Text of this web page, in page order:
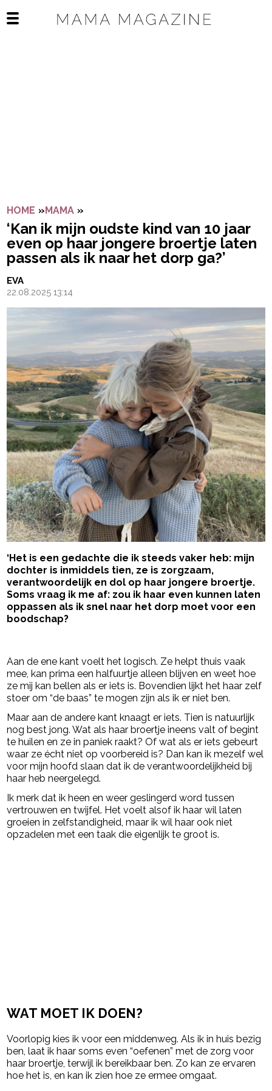
Open het mobiele menu
HOME »MAMA »
‘Kan ik mijn oudste kind van 10 jaar
even op haar jongere broertje laten
passen als ik naar het dorp ga?’
EVA
22.08.2025 13:14
‘Het is een gedachte die ik steeds vaker heb: mijn
dochter is inmiddels tien, ze is zorgzaam,
verantwoordelijk en dol op haar jongere broertje.
Soms vraag ik me af: zou ik haar even kunnen laten
oppassen als ik snel naar het dorp moet voor een
boodschap?
Aan de ene kant voelt het logisch. Ze helpt thuis vaak
mee, kan prima een halfuurtje alleen blijven en weet hoe
ze mij kan bellen als er iets is. Bovendien lijkt het haar zelf
stoer om “de baas” te mogen zijn als ik er niet ben.
Maar aan de andere kant knaagt er iets. Tien is natuurlijk
nog best jong. Wat als haar broertje ineens valt of begint
te huilen en ze in paniek raakt? Of wat als er iets gebeurt
waar ze écht niet op voorbereid is? Dan kan ik mezelf wel
voor mijn hoofd slaan dat ik de verantwoordelijkheid bij
haar heb neergelegd.
Ik merk dat ik heen en weer geslingerd word tussen
vertrouwen en twijfel. Het voelt alsof ik haar wil laten
groeien in zelfstandigheid, maar ik wil haar ook niet
opzadelen met een taak die eigenlijk te groot is.
WAT MOET IK DOEN?
Voorlopig kies ik voor een middenweg. Als ik in huis bezig
ben, laat ik haar soms even “oefenen” met de zorg voor
haar broertje, terwijl ik bereikbaar ben. Zo kan ze ervaren
hoe het is, en kan ik zien hoe ze ermee omgaat.